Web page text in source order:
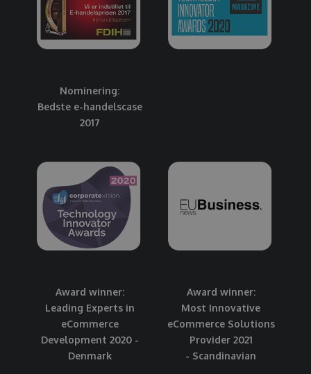
Nominering:
Bedste e-handelscase
2017
Award winner:
Leading Experts in
eCommerce
Development 2020 -
Denmark
Award winner:
Most Innovative
eCommerce Solutions
Provider 2021
- Scandinavian